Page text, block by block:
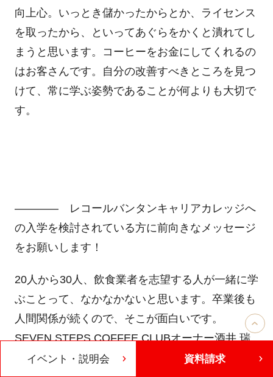
向上心。いっとき儲かったからとか、ライセンス
を取ったから、といってあぐらをかくと潰れてし
まうと思います。コーヒーをお金にしてくれるの
はお客さんです。自分の改善すべきところを見つ
けて、常に学ぶ姿勢であることが何よりも大切で
す。
―――― レコールバンタンキャリアカレッジへ
の入学を検討されている方に前向きなメッセージ
をお願いします！
20人から30人、飲食業者を志望する人が一緒に学
ぶことって、なかなかないと思います。卒業後も
人間関係が続くので、そこが面白いです。
SEVEN STEPS COFFEE CLUBオーナー酒井 瑞
枝さんは同級生なんですが、酒井さんに編集者を
イベント・説明会 資料請求